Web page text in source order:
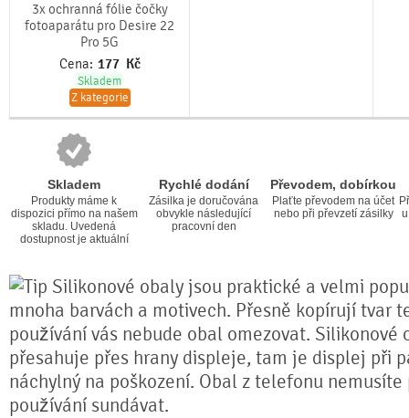
3x ochranná fólie čočky
fotoaparátu pro Desire 22
Pro 5G
Cena: 177 Kč
Skladem
Z kategorie
Skladem
Produkty máme k
dispozici přímo na našem
skladu. Uvedená
dostupnost je aktuální
Rychlé dodání
Zásilka je doručována
obvykle následující
pracovní den
Převodem, dobírkou
Plaťte převodem na účet
nebo při převzetí zásilky
Silikonové obaly jsou praktické a velmi
mnoha barvách a motivech. Přesně kopírují tvar
používání vás nebude obal omezovat. Silikonové
přesahuje přes hrany displeje, tam je displej při
náchylný na poškození. Obal z telefonu
používání sundávat.